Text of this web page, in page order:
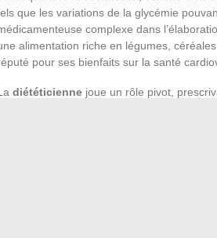
que les variations de la glycémie
complexe dans
alimentation riche en légumes,
pour ses bienfaits sur la santé
diététicienne joue un rôle pivot,